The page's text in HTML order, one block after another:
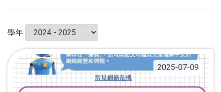
學年
2025-07-09